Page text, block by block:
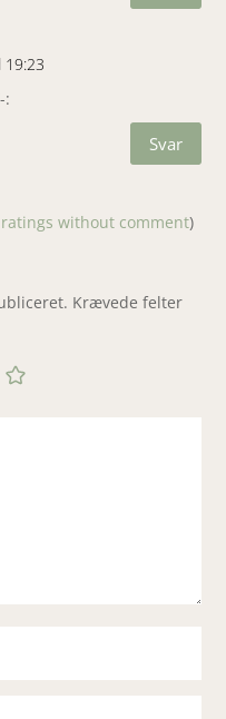
19:23
:
Svar
without comment)
Krævede felter